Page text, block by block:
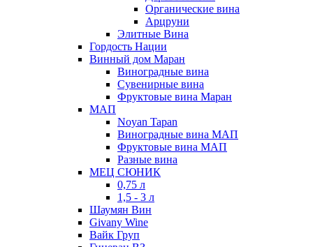
Органические вина
Арцруни
Элитные Вина
Гордость Нации
Винный дом Маран
Виноградные вина
Сувенирные вина
Фруктовые вина Маран
МАП
Noyan Tapan
Виноградные вина МАП
Фруктовые вина МАП
Разные вина
МЕЦ СЮНИК
0,75 л
1,5 - 3 л
Шаумян Вин
Givany Wine
Вайк Груп